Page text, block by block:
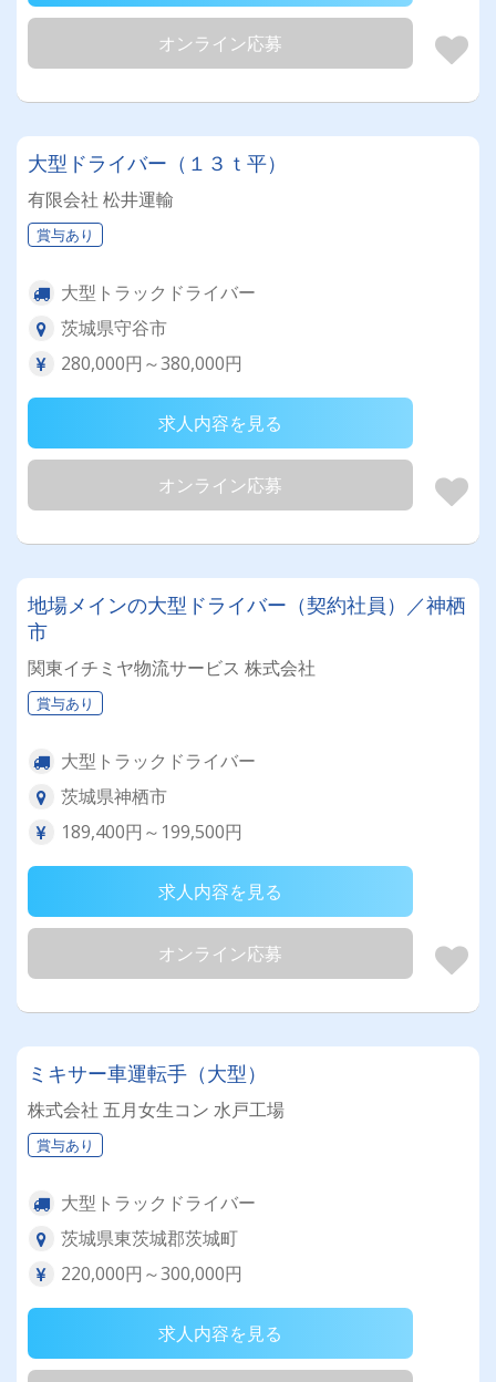
オンライン応募
大型ドライバー（１３ｔ平）
有限会社 松井運輸
賞与あり
大型トラックドライバー
茨城県守谷市
280,000円～380,000円
求人内容を見る
オンライン応募
地場メインの大型ドライバー（契約社員）／神栖
市
関東イチミヤ物流サービス 株式会社
賞与あり
大型トラックドライバー
茨城県神栖市
189,400円～199,500円
求人内容を見る
オンライン応募
ミキサー車運転手（大型）
株式会社 五月女生コン 水戸工場
賞与あり
大型トラックドライバー
茨城県東茨城郡茨城町
220,000円～300,000円
求人内容を見る